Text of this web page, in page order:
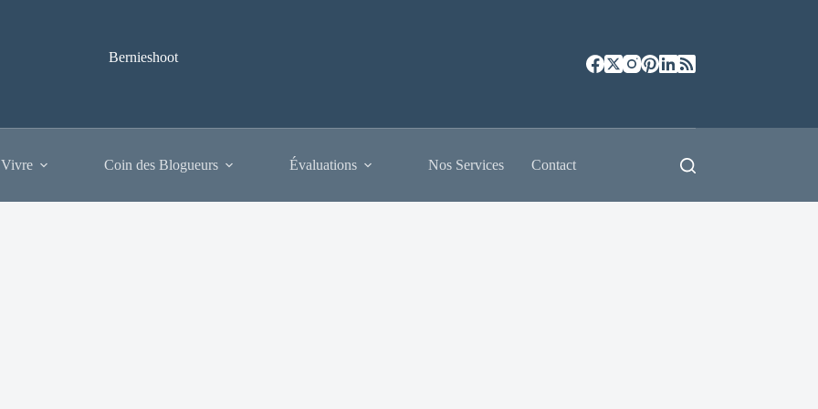
Bernieshoot
Coin des Blogueurs Évaluations Nos Services Contact